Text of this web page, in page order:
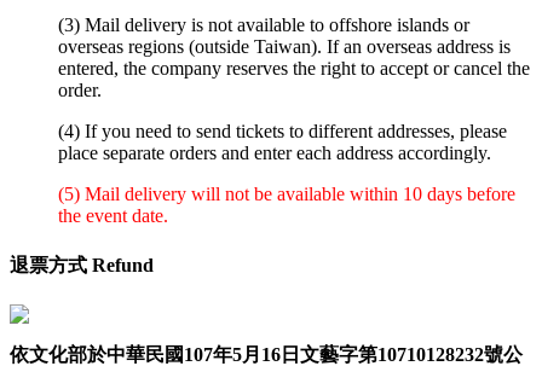
(3) Mail delivery is not available to offshore islands or
overseas regions (outside Taiwan). If an overseas address is
entered, the company reserves the right to accept or cancel the
order.
(4) If you need to send tickets to different addresses, please
place separate orders and enter each address accordingly.
(5) Mail delivery will not be available within 10 days before
the event date.
退票方式 Refund
依文化部於中華民國107年5月16日文藝字第10710128232號公